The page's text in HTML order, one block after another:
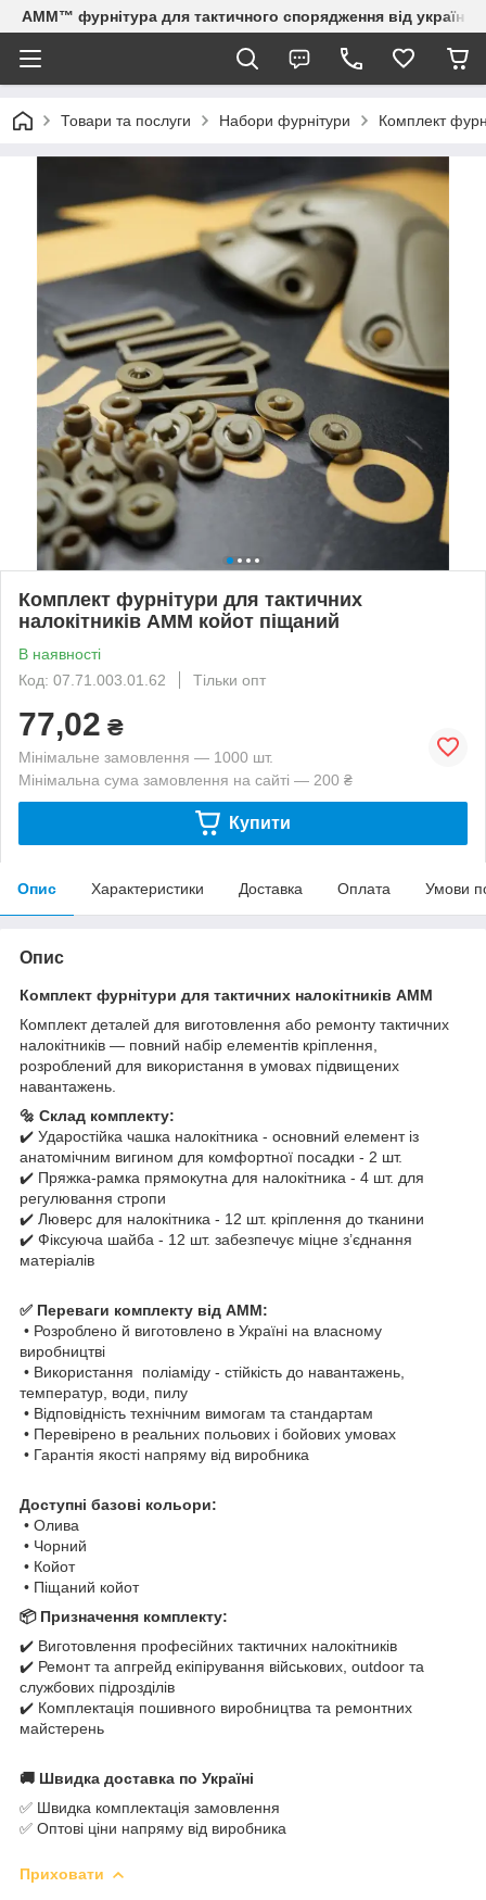
AMM™ фурнітура для тактичного спорядження від
Товари та послуги Набори фурнітури Комплект
Комплект фурнітури для тактичних
налокітників AMM койот піщаний
В наявності
Код: 07.71.003.01.62
Тільки опт
77,02 ₴
Мінімальне замовлення — 1000 шт.
Мінімальна сума замовлення на сайті — 200 ₴
Купити
Опис Характеристики Доставка Оплата Умови
Опис
Комплект фурнітури для тактичних налокітників AMM
Комплект деталей для виготовлення або ремонту тактичних
налокітників — повний набір елементів кріплення,
розроблений для використання в умовах підвищених
навантажень.
🔩 Склад комплекту:
✔️ Ударостійка чашка налокітника - основний елемент із
анатомічним вигином для комфортної посадки - 2 шт.
✔️ Пряжка-рамка прямокутна для налокітника - 4 шт. для
регулювання стропи
✔️ Люверс для налокітника - 12 шт. кріплення до тканини
✔️ Фіксуюча шайба - 12 шт. забезпечує міцне з’єднання
матеріалів
✅ Переваги комплекту від AMM:
• Розроблено й виготовлено в Україні на власному
виробництві
• Використання поліаміду - стійкість до навантажень,
температур, води, пилу
• Відповідність технічним вимогам та стандартам
• Перевірено в реальних польових і бойових умовах
• Гарантія якості напряму від виробника
Доступні базові кольори:
• Олива
• Чорний
• Койот
• Піщаний койот
📦 Призначення комплекту:
✔️ Виготовлення професійних тактичних налокітників
✔️ Ремонт та апгрейд екіпірування військових, outdoor та
службових підрозділів
✔️ Комплектація пошивного виробництва та ремонтних
майстерень
🚚 Швидка доставка по Україні
✅ Швидка комплектація замовлення
✅ Оптові ціни напряму від виробника
Приховати